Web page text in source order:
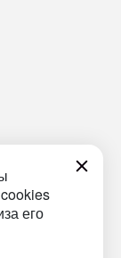
его
деятельность